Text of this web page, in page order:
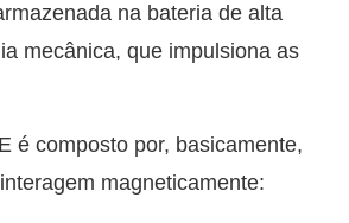
na bateria de alta
mecânica, que impulsiona as
é composto por, basicamente,
magneticamente: